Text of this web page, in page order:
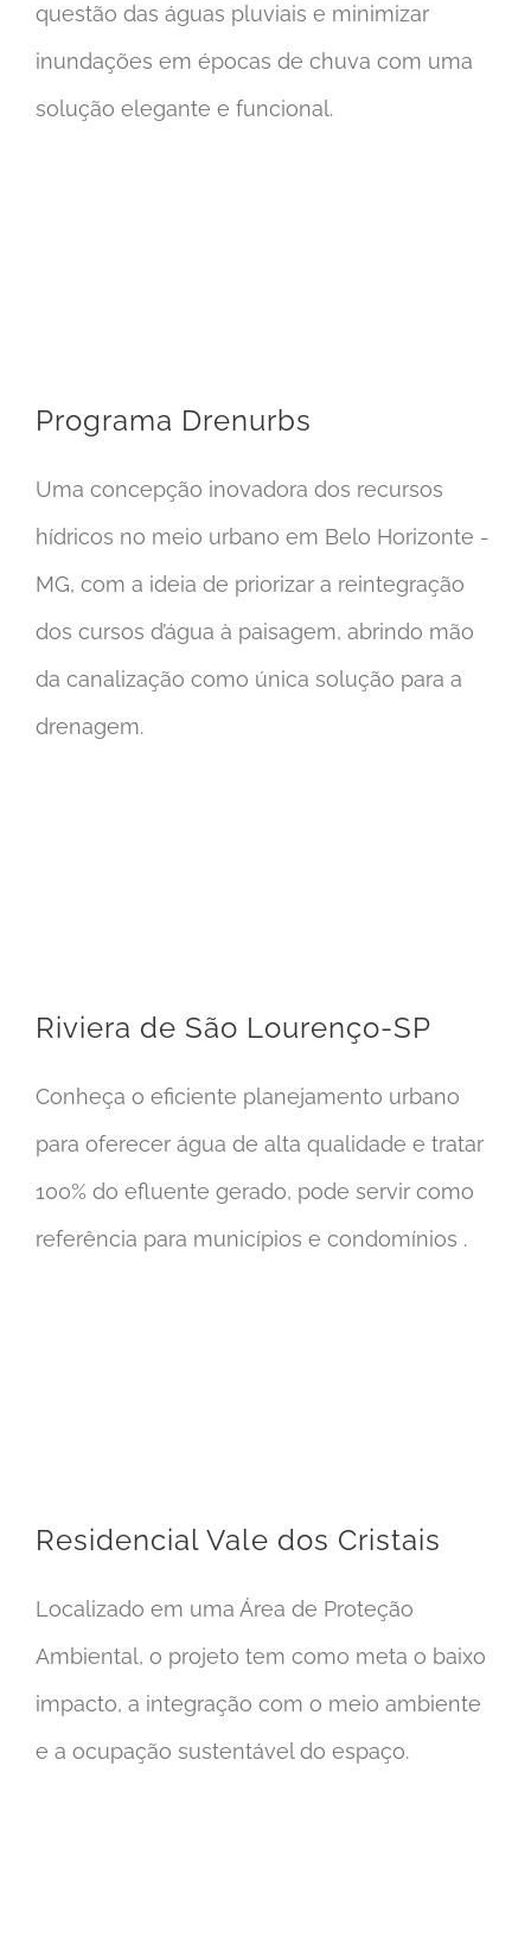
questão das águas pluviais e minimizar
inundações em épocas de chuva com uma
solução elegante e funcional.
Programa Drenurbs
Uma concepção inovadora dos recursos
hídricos no meio urbano em Belo Horizonte -
MG, com a ideia de priorizar a reintegração
dos cursos d’água à paisagem, abrindo mão
da canalização como única solução para a
drenagem.
Riviera de São Lourenço-SP
Conheça o eficiente planejamento urbano
para oferecer água de alta qualidade e tratar
100% do efluente gerado, pode servir como
referência para municípios e condomínios .
Residencial Vale dos Cristais
Localizado em uma Área de Proteção
Ambiental, o projeto tem como meta o baixo
impacto, a integração com o meio ambiente
e a ocupação sustentável do espaço.